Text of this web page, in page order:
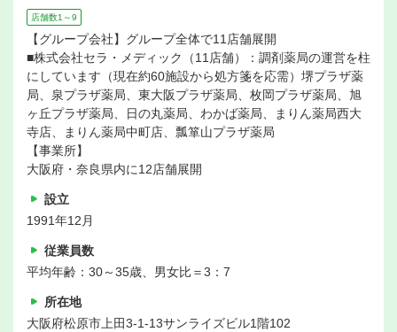
店舗数1～9
【グループ会社】グループ全体で11店舗展開
■株式会社セラ・メディック（11店舗）：調剤薬局の運営を柱
にしています（現在約60施設から処方箋を応需）堺プラザ薬
局、泉プラザ薬局、東大阪プラザ薬局、枚岡プラザ薬局、旭
ヶ丘プラザ薬局、日の丸薬局、わかば薬局、まりん薬局西大
寺店、まりん薬局中町店、瓢箪山プラザ薬局
【事業所】
大阪府・奈良県内に12店舗展開
設立
1991年12月
従業員数
平均年齢：30～35歳、男女比＝3：7
所在地
大阪府松原市上田3-1-13サンライズビル1階102